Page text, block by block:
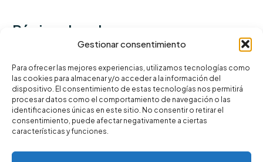
Gestionar consentimiento
Para ofrecer las mejores experiencias, utilizamos tecnologías como
las cookies para almacenar y/o acceder a la información del
dispositivo. El consentimiento de estas tecnologías nos permitirá
procesar datos como el comportamiento de navegación o las
identificaciones únicas en este sitio. No consentir o retirar el
consentimiento, puede afectar negativamente a ciertas
características y funciones.
Páginas legales
Política de privacidad
Términos y condiciones
Política de cookies